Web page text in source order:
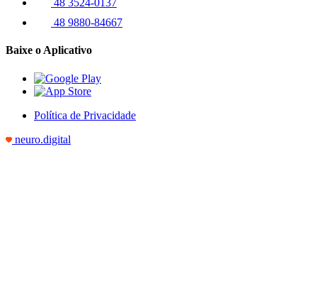
48 3524-0137
48 9880-84667
Baixe o Aplicativo
Política de Privacidade
neuro.digital